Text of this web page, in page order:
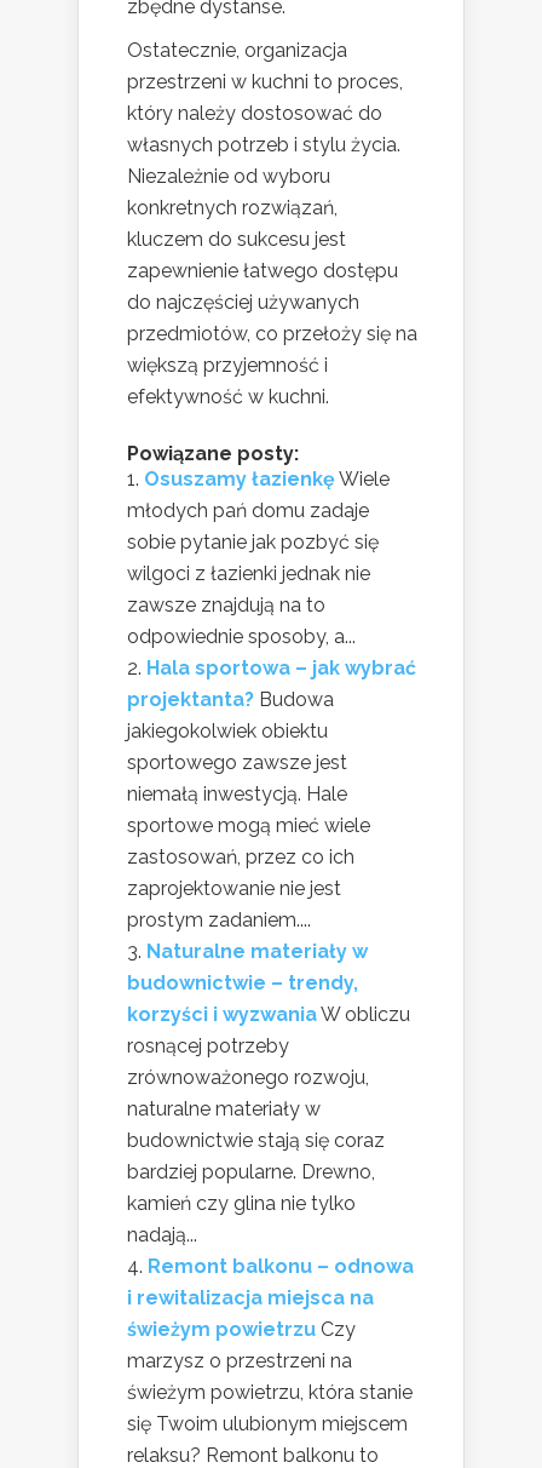
zbędne dystanse.
Ostatecznie, organizacja
przestrzeni w kuchni to proces,
który należy dostosować do
własnych potrzeb i stylu życia.
Niezależnie od wyboru
konkretnych rozwiązań,
kluczem do sukcesu jest
zapewnienie łatwego dostępu
do najczęściej używanych
przedmiotów, co przełoży się na
większą przyjemność i
efektywność w kuchni.
Powiązane posty:
Osuszamy łazienkęWiele
młodych pań domu zadaje
sobie pytanie jak pozbyć się
wilgoci z łazienki jednak nie
zawsze znajdują na to
odpowiednie sposoby, a...
Hala sportowa – jak wybrać
projektanta? Budowa
jakiegokolwiek obiektu
sportowego zawsze jest
niemałą inwestycją. Hale
sportowe mogą mieć wiele
zastosowań, przez co ich
zaprojektowanie nie jest
prostym zadaniem....
Naturalne materiały w
budownictwie – trendy,
korzyści i wyzwaniaW obliczu
rosnącej potrzeby
zrównoważonego rozwoju,
naturalne materiały w
budownictwie stają się coraz
bardziej popularne. Drewno,
kamień czy glina nie tylko
nadają...
Remont balkonu – odnowa
i rewitalizacja miejsca na
świeżym powietrzu Czy
marzysz o przestrzeni na
świeżym powietrzu, która stanie
się Twoim ulubionym miejscem
relaksu? Remont balkonu to